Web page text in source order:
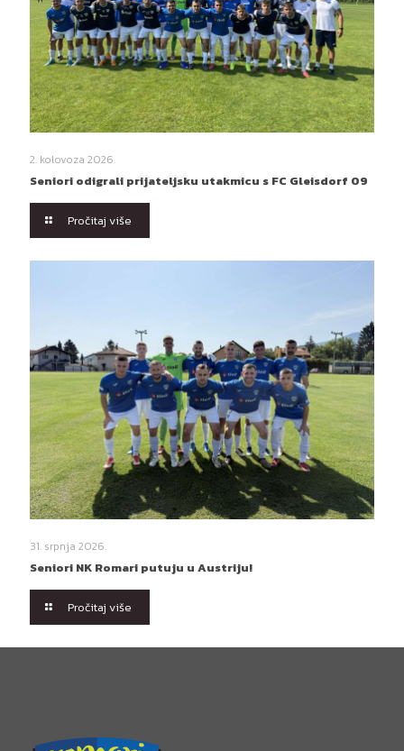
2. kolovoza 2026.
Seniori odigrali prijateljsku utakmicu s FC Gleisdorf 09
Pročitaj više
31. srpnja 2026.
Seniori NK Romari putuju u Austriju!
Pročitaj više